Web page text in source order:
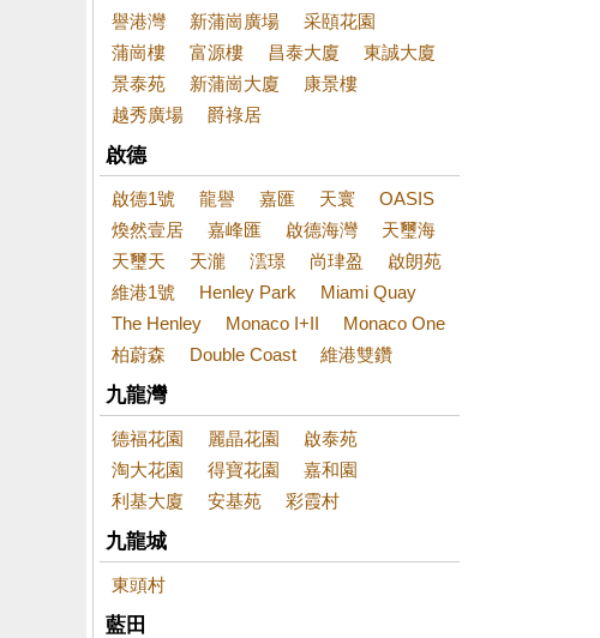
譽港灣 新蒲崗廣場
采頤花園
蒲崗樓
富源樓 昌泰大廈
東誠大廈
景泰苑
新蒲崗大廈
康景樓
越秀廣場
爵祿居
啟德
啟德1號 龍譽 嘉匯 天寰
OASIS
煥然壹居
嘉峰匯 啟德海灣
天璽海
天璽天
天瀧 澐璟 尚珒盈
啟朗苑
維港1號
Henley Park
Miami Quay
The Henley
Monaco I+II
Monaco One
柏蔚森
Double Coast 維港雙鑽
九龍灣
德福花園 麗晶花園
啟泰苑
淘大花園
得寶花園
嘉和園
利基大廈
安基苑 彩霞村
九龍城
東頭村
藍田